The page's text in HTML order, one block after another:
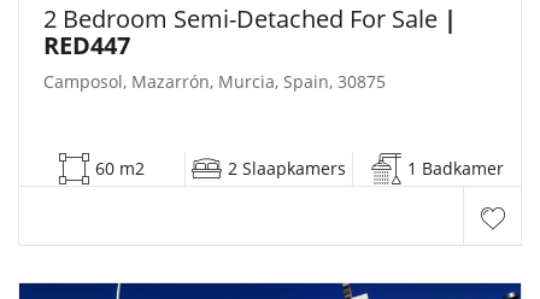
2 Bedroom Semi-Detached For Sale |
RED447
Camposol, Mazarrón, Murcia, Spain, 30875
60 m2 2 Slaapkamers 1 Badkamer